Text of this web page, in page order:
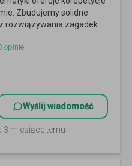
Zbudujemy solidne
rozwiązywania zagadek.
opinie
Wyślij wiadomość
3 miesiące temu